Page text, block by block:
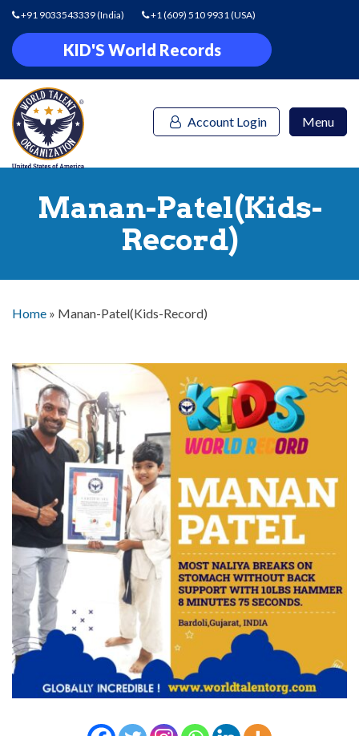
+91 9033543339(India) +1 (609) 510 9931(USA)
KID'S World Records
Account Login Menu
Manan-Patel(Kids-
Record)
Home » Manan-Patel(Kids-Record)